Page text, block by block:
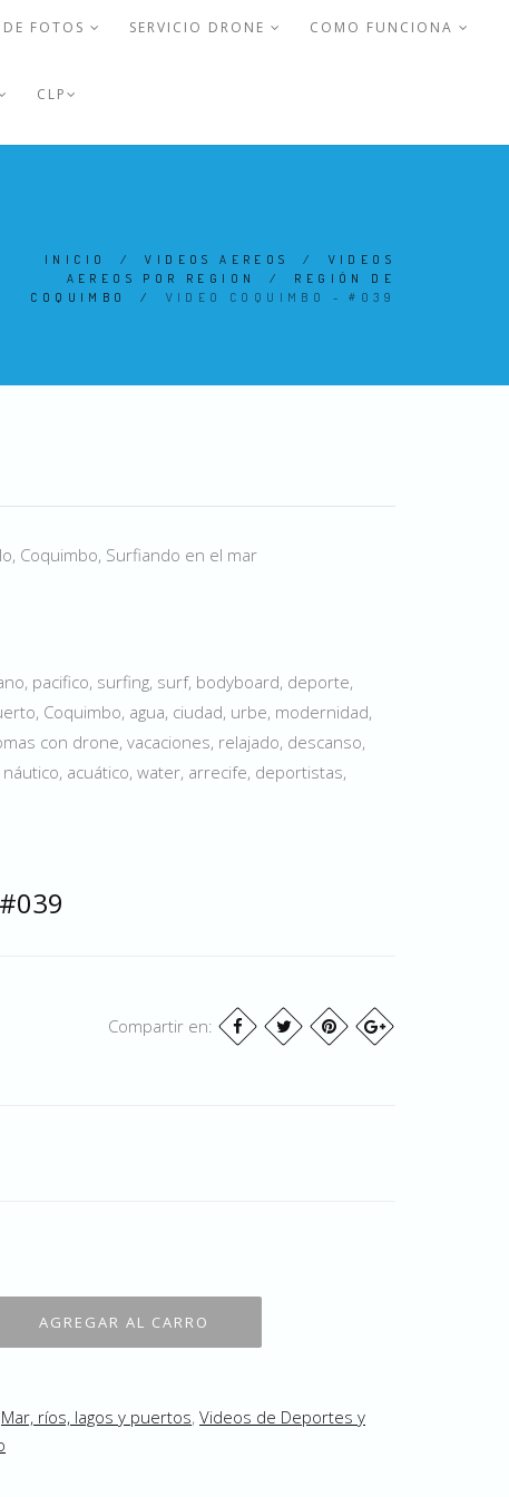
FOTOS SERVICIO DRONE COMO FUNCIONA
CLP
INICIO /VIDEOS AEREOS / VIDEOS
AEREOS POR REGION
/ REGIÓN DE
COQUIMBO
/ VIDEO COQUIMBO - #039
Coquimbo, Surfiando en el mar
pacifico, surfing, surf, bodyboard, deporte,
Coquimbo, agua, ciudad, urbe, modernidad,
con drone, vacaciones, relajado, descanso,
acuático, water, arrecife, deportistas,
Compartir en:
Mar, ríos, lagos y puertos, Videos de Deportes y